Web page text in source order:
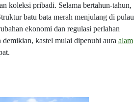
koleksi pribadi. Selama bertahun-tahun,
batu bata merah menjulang di pulau
ekonomi dan regulasi perlahan
kastel mulai dipenuhi aura alam